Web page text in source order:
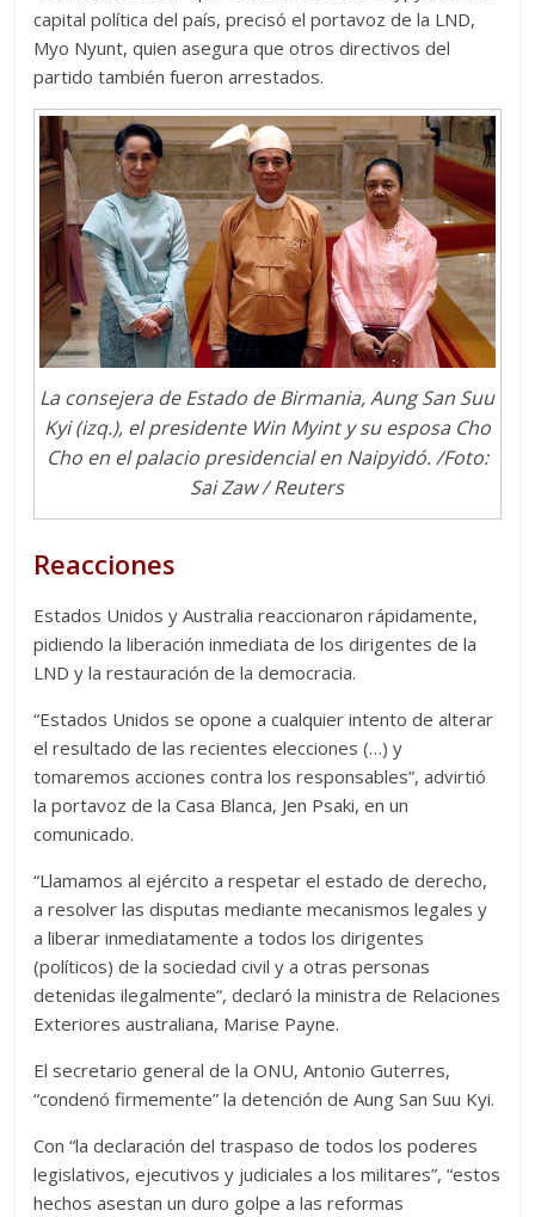
capital política del país, precisó el portavoz de la LND,
Myo Nyunt, quien asegura que otros directivos del
partido también fueron arrestados.
La consejera de Estado de Birmania, Aung San Suu
Kyi (izq.), el presidente Win Myint y su esposa Cho
Cho en el palacio presidencial en Naipyidó. /Foto:
Sai Zaw / Reuters
Reacciones
Estados Unidos y Australia reaccionaron rápidamente,
pidiendo la liberación inmediata de los dirigentes de la
LND y la restauración de la democracia.
“Estados Unidos se opone a cualquier intento de alterar
el resultado de las recientes elecciones (…) y
tomaremos acciones contra los responsables”, advirtió
la portavoz de la Casa Blanca, Jen Psaki, en un
comunicado.
“Llamamos al ejército a respetar el estado de derecho,
a resolver las disputas mediante mecanismos legales y
a liberar inmediatamente a todos los dirigentes
(políticos) de la sociedad civil y a otras personas
detenidas ilegalmente”, declaró la ministra de Relaciones
Exteriores australiana, Marise Payne.
El secretario general de la ONU, Antonio Guterres,
“condenó firmemente” la detención de Aung San Suu Kyi.
Con “la declaración del traspaso de todos los poderes
legislativos, ejecutivos y judiciales a los militares”, “estos
hechos asestan un duro golpe a las reformas